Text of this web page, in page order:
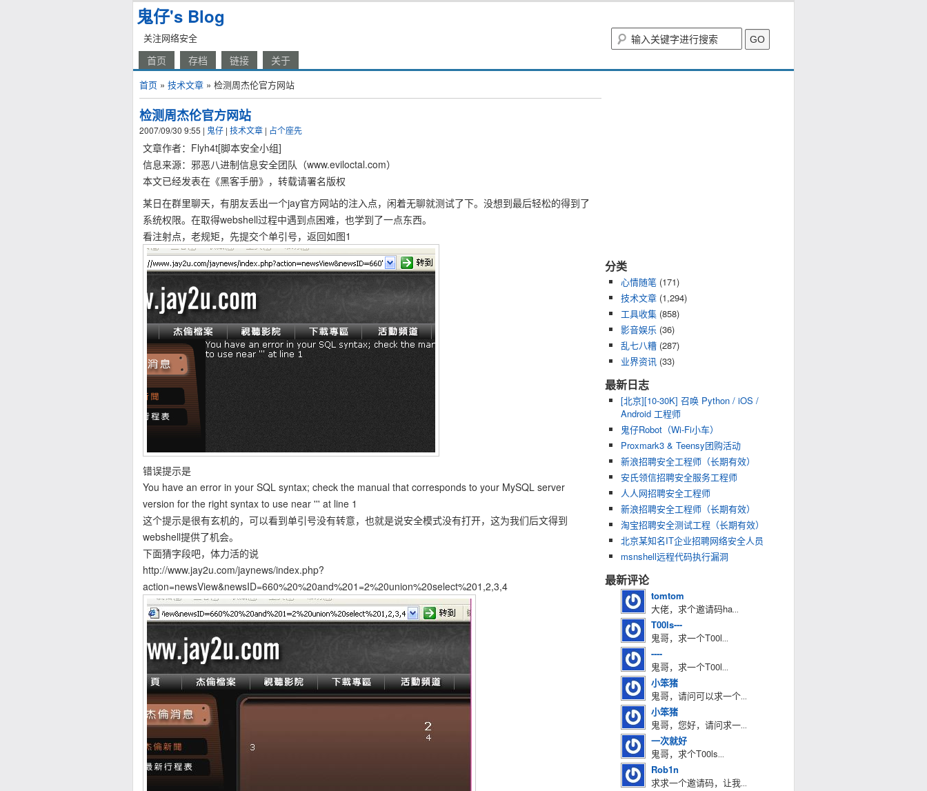
鬼仔's Blog
关注网络安全
首页 存档 链接 关于
首页 » 技术文章 » 检测周杰伦官方网站
检测周杰伦官方网站
2007/09/30 9:55 | 鬼仔 | 技术文章 | 占个座先
文章作者：Flyh4t[脚本安全小组]
信息来源：邪恶八进制信息安全团队（www.eviloctal.com）
本文已经发表在《黑客手册》，转载请署名版权
某日在群里聊天，有朋友丢出一个jay官方网站的注入点，闲着无聊就测试了下。没想到最后轻松的得到了
系统权限。在取得webshell过程中遇到点困难，也学到了一点东西。
看注射点，老规矩，先提交个单引号，返回如图1
错误提示是
You have an error in your SQL syntax; check the manual that corresponds to your MySQL server
version for the right syntax to use near ''' at line 1
这个提示是很有玄机的，可以看到单引号没有转意，也就是说安全模式没有打开，这为我们后文得到
webshell提供了机会。
下面猜字段吧，体力活的说
http://www.jay2u.com/jaynews/index.php?
action=newsView&newsID=660%20%20and%201=2%20union%20select%201,2,3,4
分类
心情随笔 (171)
技术文章 (1,294)
工具收集 (858)
影音娱乐 (36)
乱七八糟 (287)
业界资讯 (33)
最新日志
[北京][10-30K] 召唤 Python / iOS /
Android 工程师
鬼仔Robot（Wi-Fi小车）
Proxmark3 & Teensy团购活动
新浪招聘安全工程师（长期有效）
安氏领信招聘安全服务工程师
人人网招聘安全工程师
新浪招聘安全工程师（长期有效）
淘宝招聘安全测试工程（长期有效）
北京某知名IT企业招聘网络安全人员
msnshell远程代码执行漏洞
最新评论
tomtom
大佬，求个邀请码ha...
T00ls---
鬼哥，求一个T00l...
----
鬼哥，求一个T00l...
小笨猪
鬼哥，请问可以求一个...
小笨猪
鬼哥，您好，请问求一...
一次就好
鬼哥，求个T00ls...
Rob1n
求求一个邀请码，让我...